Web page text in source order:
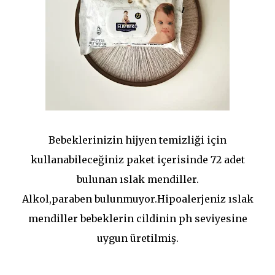
Bebeklerinizin hijyen temizliği için
kullanabileceğiniz paket içerisinde 72 adet
bulunan ıslak mendiller.
Alkol,paraben bulunmuyor.Hipoalerjeniz ıslak
mendiller bebeklerin cildinin ph seviyesine
uygun üretilmiş.